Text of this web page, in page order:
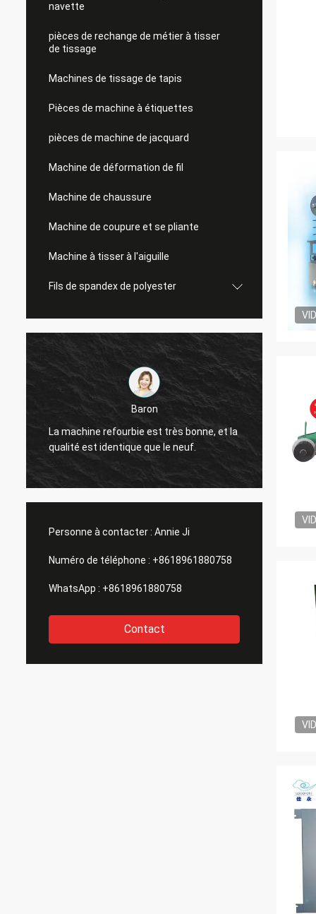
navette
pièces de rechange de métier à tisser
de tissage
Machines de tissage de tapis
Pièces de machine à étiquettes
pièces de machine de jacquard
Machine de déformation de fil
Machine de chaussure
Machine de coupure et se pliante
Machine à tisser à l'aiguille
Fils de spandex de polyester
Baron
La machine refourbie est très bonne, et la
qualité est identique que le neuf.
La
très
amis.
Personne à contacter : Annie Ji
Numéro de téléphone : +8618961880758
WhatsApp : +8618961880758
Contact